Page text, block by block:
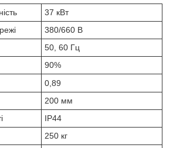
37 кВт
380/660 В
50, 60 Гц
90%
0,89
200 мм
IP44
250 кг